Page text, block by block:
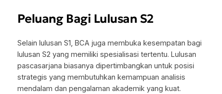
Peluang Bagi Lulusan S2
Selain lulusan S1, BCA juga membuka kesempatan bagi
lulusan S2 yang memiliki spesialisasi tertentu. Lulusan
pascasarjana biasanya dipertimbangkan untuk posisi
strategis yang membutuhkan kemampuan analisis
mendalam dan pengalaman akademik yang kuat.